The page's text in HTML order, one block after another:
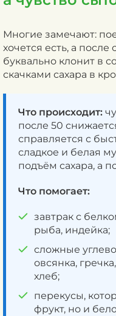
Многие замечают:
хочется есть, а
буквально клонит в
скачками сахара в
Что происходит:
после 50
справляется с
сладкое и белая
подъём сахара, а
Что помогает:
завтрак с
рыба, индейка;
сложные
овсянка,
хлеб;
перекусы,
фрукт, но и